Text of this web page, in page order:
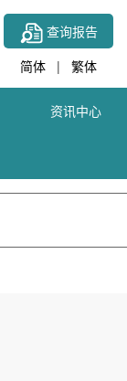
查询报告
简体 | 繁体
资讯中心